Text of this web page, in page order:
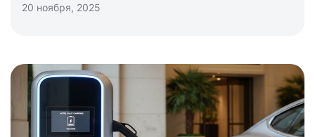
маленькая награда, а ночью он вообще спасает
целая система – от подбора ассортимента до
четкого учета. И именно она во многом
формирует ощущение комфорта и уровня
сервиса, даже если гость об этом не
задумывается.
20 ноября, 2025